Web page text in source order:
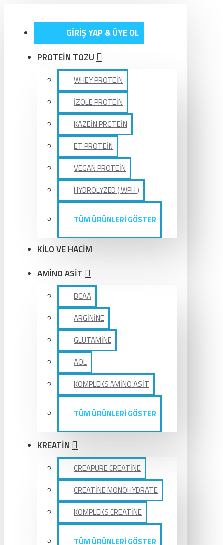
GİRİŞ YAP & ÜYE OL
PROTEİN TOZU
WHEY PROTEİN
İZOLE PROTEİN
KAZEİN PROTEİN
ET PROTEİN
VEGAN PROTEİN
HYDROLYZED ( WPH )
TÜM ÜRÜNLERİ GÖSTER
KİLO VE HACİM
AMİNO ASİT
BCAA
ARGİNİNE
GLUTAMİNE
AOL
KOMPLEKS AMİNO ASİT
TÜM ÜRÜNLERİ GÖSTER
KREATİN
CREAPURE CREATİNE
CREATİNE MONOHYDRATE
KOMPLEKS CREATİNE
TÜM ÜRÜNLERİ GÖSTER